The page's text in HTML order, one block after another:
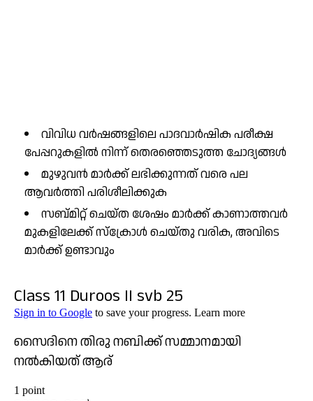
വിവിധ വർഷങ്ങളിലെ പാദവാർഷിക പരീക്ഷ
പേപ്പറുകളിൽ നിന്ന് തെരഞ്ഞെടുത്ത ചോദ്യങ്ങൾ
മുഴുവൻ മാർക്ക് ലഭിക്കുന്നത് വരെ പല
ആവർത്തി പരിശീലിക്കുക
സബ്മിറ്റ് ചെയ്ത ശേഷം മാർക്ക് കാണാത്തവർ
മുകളിലേക്ക് സ്ക്രോൾ ചെയ്തു വരിക, അവിടെ
മാർക്ക് ഉണ്ടാവും